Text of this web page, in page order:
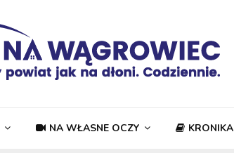
NA WŁASNE OCZY KRONIKA